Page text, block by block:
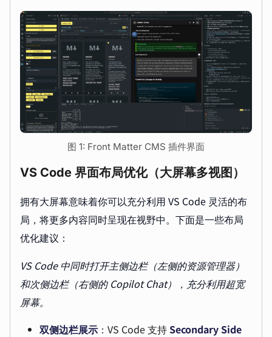
图 1: Front Matter CMS 插件界面
VS Code 界面布局优化（大屏幕多视图）
拥有大屏幕意味着你可以充分利用 VS Code 灵活的布
局，将更多内容同时呈现在视野中。下面是一些布局
优化建议：
VS Code 中同时打开主侧边栏（左侧的资源管理器）
和次侧边栏（右侧的 Copilot Chat），充分利用超宽
屏幕。
双侧边栏展示 ：VS Code 支持Secondary Side